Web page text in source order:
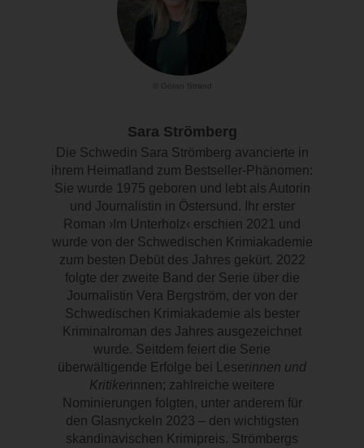
© Göran Strand
Sara Strömberg
Die Schwedin Sara Strömberg avancierte in
ihrem Heimatland zum Bestseller-Phänomen:
Sie wurde 1975 geboren und lebt als Autorin
und Journalistin in Östersund. Ihr erster
Roman ›Im Unterholz‹ erschien 2021 und
wurde von der Schwedischen Krimiakademie
zum besten Debüt des Jahres gekürt. 2022
folgte der zweite Band der Serie über die
Journalistin Vera Bergström, der von der
Schwedischen Krimiakademie als bester
Kriminalroman des Jahres ausgezeichnet
wurde. Seitdem feiert die Serie
überwältigende Erfolge bei Leserinnen und
Kritikerinnen; zahlreiche weitere
Nominierungen folgten, unter anderem für
den Glasnyckeln 2023 – den wichtigsten
skandinavischen Krimipreis. Strömbergs